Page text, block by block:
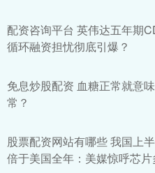
配资咨询平台 英伟达五年期
循环融资担忧彻底引爆？
免息炒股配资 血糖正常就意
常？
股票配资网站有哪些 我国上
倍于美国全年：美媒惊呼芯